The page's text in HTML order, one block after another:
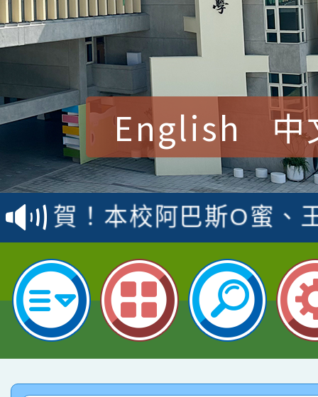
English 中
賀！本校參加桃園市中
賽 洪綺君教師榮獲社
名
賀！本校阿巴斯O蜜、
倩參加桃園市科展 國
名 指導老師王老師、
賀！本校四年二班張O
園市英語競賽國小朗
指導老師林老師
賀！本校參加桃園市中
賽 劉文瑛教師榮獲教
臺灣台語-第二名
賀！本校參與2026世